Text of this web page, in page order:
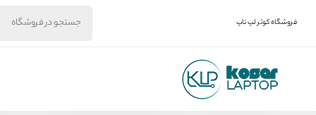
فروشگاه کوثر لپ تاپ